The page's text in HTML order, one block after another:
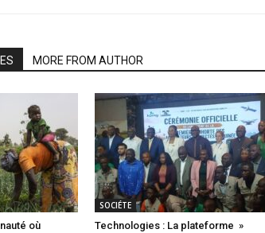
MORE FROM AUTHOR
où
SOCIÉTE
Technologies : La plateforme »